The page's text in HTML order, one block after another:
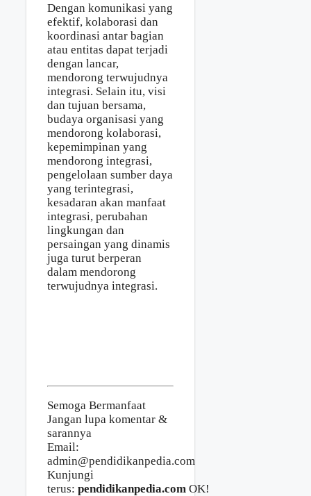
Dengan komunikasi yang
efektif, kolaborasi dan
koordinasi antar bagian
atau entitas dapat terjadi
dengan lancar,
mendorong terwujudnya
integrasi. Selain itu, visi
dan tujuan bersama,
budaya organisasi yang
mendorong kolaborasi,
kepemimpinan yang
mendorong integrasi,
pengelolaan sumber daya
yang terintegrasi,
kesadaran akan manfaat
integrasi, perubahan
lingkungan dan
persaingan yang dinamis
juga turut berperan
dalam mendorong
terwujudnya integrasi.
Semoga Bermanfaat
Jangan lupa komentar &
sarannya
Email:
admin@pendidikanpedia.com
Kunjungi
terus: pendidikanpedia.com OK!